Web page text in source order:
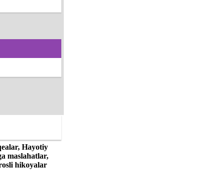
Hayotiy
maslahatlar,
hikoyalar